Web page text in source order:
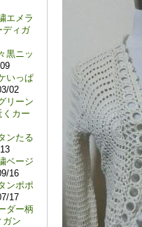
エメラ
ディガ
黒ニッ
いっぱ
02
リーン
くカー
ンたる
ベージ
16
ンポポ
17
ダー柄
ガン